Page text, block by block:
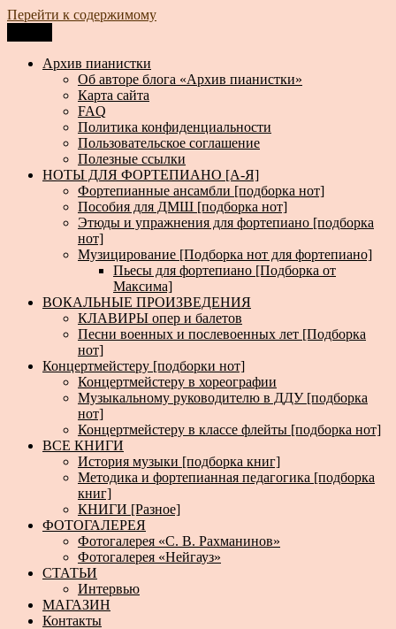
Перейти к содержимому
Архив пианистки
Всё для пианистов: ноты, книги, музыка, статьи…
Архив пианистки
Об авторе блога «Архив пианистки»
Карта сайта
FAQ
Политика конфиденциальности
Пользовательское соглашение
Полезные ссылки
НОТЫ ДЛЯ ФОРТЕПИАНО [А-Я]
Фортепианные ансамбли [подборка нот]
Пособия для ДМШ [подборка нот]
Этюды и упражнения для фортепиано [подборка
нот]
Музицирование [Подборка нот для фортепиано]
Пьесы для фортепиано [Подборка от
Максима]
ВОКАЛЬНЫЕ ПРОИЗВЕДЕНИЯ
КЛАВИРЫ опер и балетов
Песни военных и послевоенных лет [Подборка
нот]
Концертмейстеру [подборки нот]
Концертмейстеру в хореографии
Музыкальному руководителю в ДДУ [подборка
нот]
Концертмейстеру в классе флейты [подборка нот]
ВСЕ КНИГИ
История музыки [подборка книг]
Методика и фортепианная педагогика [подборка
книг]
КНИГИ [Разное]
ФОТОГАЛЕРЕЯ
Фотогалерея «С. В. Рахманинов»
Фотогалерея «Нейгауз»
СТАТЬИ
Интервью
МАГАЗИН
Контакты